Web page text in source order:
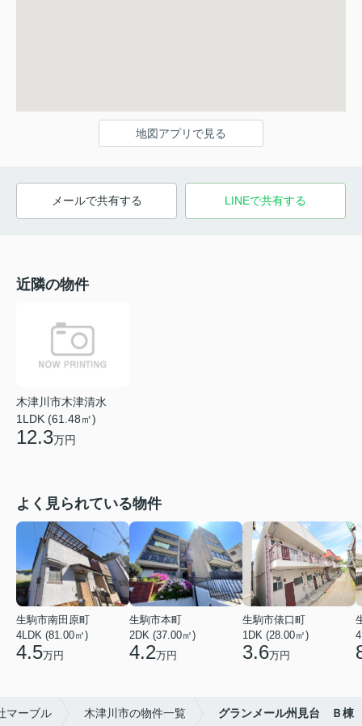
地図アプリで見る
メールで共有する LINEで共有する
近隣の物件
木津川市木津清水
1LDK (61.48㎡)
12.3万円
よく見られている物件
生駒市南田原町
4LDK (81.00㎡)
4.5万円
生駒市本町
2DK (37.00㎡)
4.2万円
生駒市俵口町
1DK (28.00㎡)
3.6万円
マーブル 木津川市の物件一覧 グランメール州見台 Ｂ棟